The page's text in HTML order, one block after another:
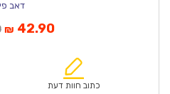
דאב
המחיר
₪61.00.
₪ 42.90המחיר
הוא:
כתוב חוות דעת